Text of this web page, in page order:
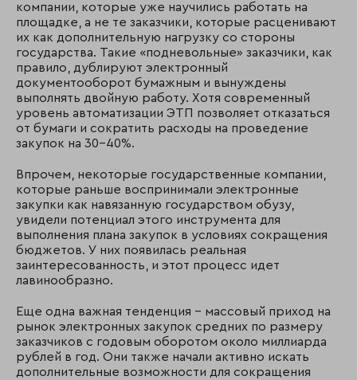
компании, которые уже научились работать на
площадке, а не те заказчики, которые расценивают
их как дополнительную нагрузку со стороны
государства. Такие «подневольные» заказчики, как
правило, дублируют электронный
документооборот бумажным и вынуждены
выполнять двойную работу. Хотя современный
уровень автоматизации ЭТП позволяет отказаться
от бумаги и сократить расходы на проведение
закупок на 30–40%.
Впрочем, некоторые государственные компании,
которые раньше воспринимали электронные
закупки как навязанную государством обузу,
увидели потенциал этого инструмента для
выполнения плана закупок в условиях сокращения
бюджетов. У них появилась реальная
заинтересованность, и этот процесс идет
лавинообразно.
Еще одна важная тенденция – массовый приход на
рынок электронных закупок средних по размеру
заказчиков с годовым оборотом около миллиарда
рублей в год. Они также начали активно искать
дополнительные возможности для сокращения